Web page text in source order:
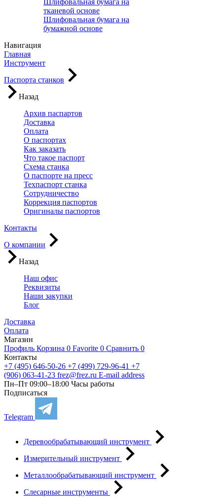
Шлифовальная бумага на
тканевой основе
Шлифовальная бумага на
бумажной основе
Навигация
Главная
Инструмент
Паспорта станков
Назад
Архив паспартов
Доставка
Оплата
О паспортах
Как заказать
Что такое паспорт
Схема станка
О паспорте на пресс
Техпаспорт станка
Сотрудничество
Коррекция паспортов
Оригиналы паспортов
Контакты
О компании
Назад
Наш офис
Реквизиты
Наши закупки
Блог
Доставка
Оплата
Магазин
Профиль Корзина 0 Favorite 0 Сравнить 0
Контакты
+7 (495) 646-50-26 +7 (499) 729-96-41 +7
(906) 063-41-23 frez@frez.ru E-mail address
Пн–Пт 09:00–18:00 Часы работы
Подписаться
Telegram
Деревообрабатывающий инструмент
Измерительный инструмент
Металлообрабатывающий инструмент
Слесарные инструменты